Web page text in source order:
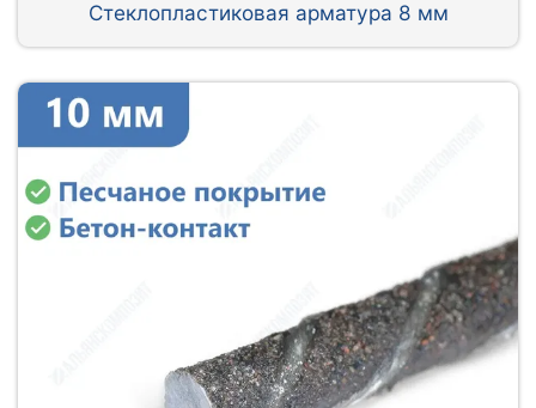
Стеклопластиковая арматура 8 мм